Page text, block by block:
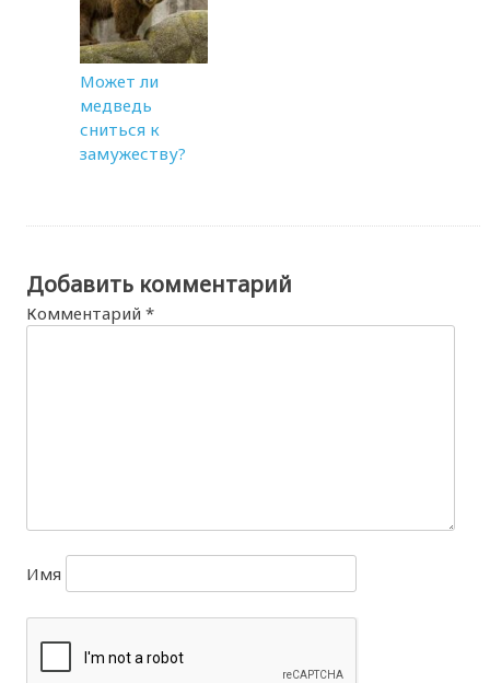
Может ли
медведь
сниться к
замужеству?
Добавить комментарий
Комментарий*
Имя